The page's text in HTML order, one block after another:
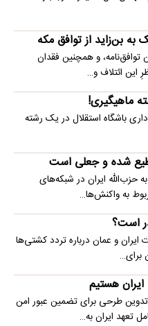
به بن‌زاید از توافق مکه
توافق‌نامه، و همچنین فقدان
ائتلاف و…
ماهیگیری!
باشگاه استقلال در یک رشته
شده و جعلی است
حزب‌الله ایران در شبکه‌های
به واکنش‌ها…
است؟
ایران و عمان درباره تردد کشتی‌ها
برای…
هستیم
طرحی برای تضمین عبور امن
تعهد ایران به…